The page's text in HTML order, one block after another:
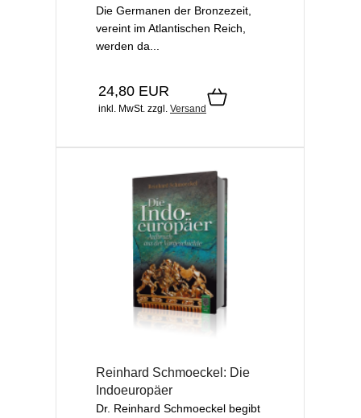
Die Germanen der Bronzezeit,
vereint im Atlantischen Reich,
werden da...
24,80 EUR
inkl. MwSt. zzgl. Versand
Reinhard Schmoeckel: Die
Indoeuropäer
Dr. Reinhard Schmoeckel begibt